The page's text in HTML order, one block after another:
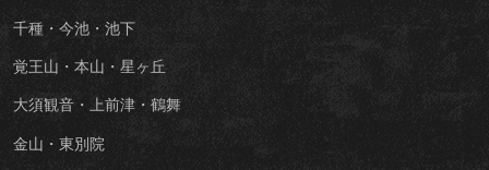
千種・今池・池下
覚王山・本山・星ヶ丘
大須観音・上前津・鶴舞
金山・東別院